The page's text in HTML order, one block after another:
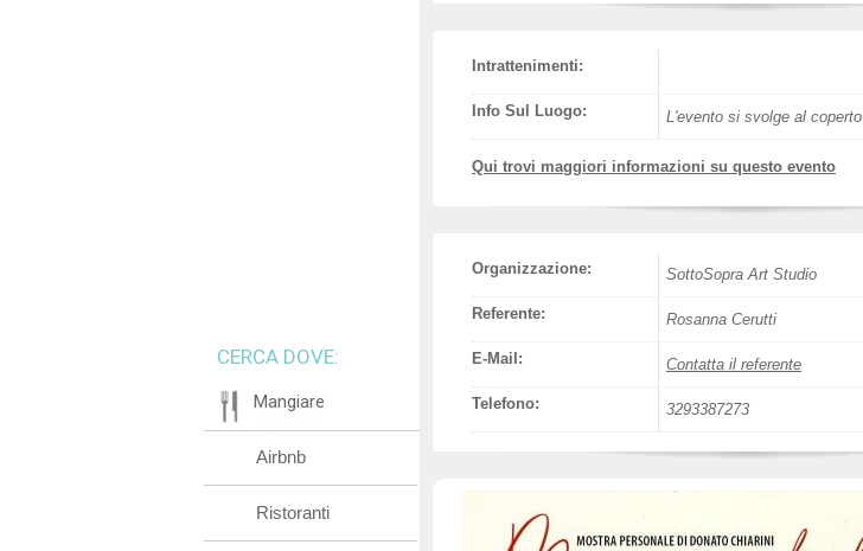
Intrattenimenti:
Info Sul Luogo: L'evento si svolge al coperto
Qui trovi maggiori informazioni su questo evento
Organizzazione: SottoSopra Art Studio
Referente: Rosanna Cerutti
E-Mail: Contatta il referente
Telefono: 3293387273
CERCA DOVE:
Mangiare
Airbnb
Ristoranti